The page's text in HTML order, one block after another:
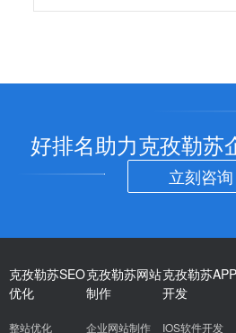
好排名助力克孜勒苏
立刻咨询
克孜勒苏SEO
优化
整站优化
克孜勒苏网站
制作
企业网站制作
克孜勒苏APP
开发
IOS软件开发